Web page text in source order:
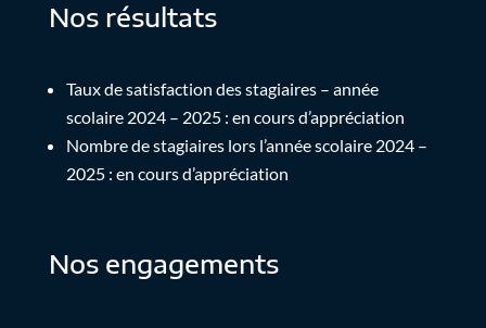
Nos résultats
Taux de satisfaction des stagiaires – année
scolaire 2024 – 2025 : en cours d’appréciation
Nombre de stagiaires lors l’année scolaire 2024 –
2025 : en cours d’appréciation
Nos engagements